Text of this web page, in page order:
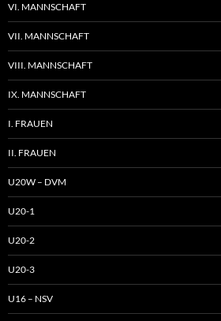
VI. MANNSCHAFT
VII. MANNSCHAFT
VIII. MANNSCHAFT
IX. MANNSCHAFT
I. FRAUEN
II. FRAUEN
U20W – DVM
U20-1
U20-2
U20-3
U16 – NSV